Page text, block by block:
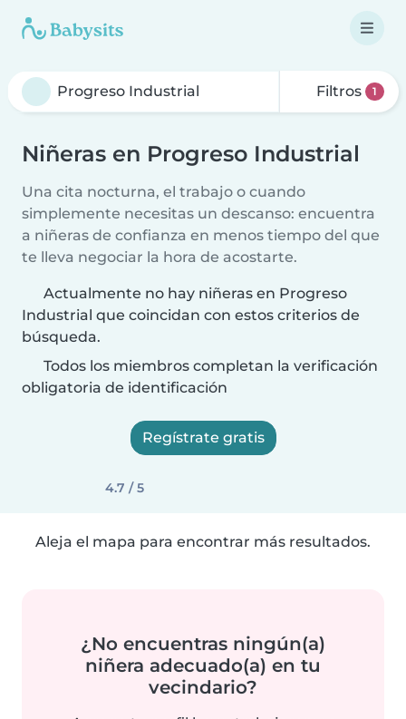
Filtros 1
Niñeras en Progreso Industrial
Una cita nocturna, el trabajo o cuando
simplemente necesitas un descanso: encuentra
a niñeras de confianza en menos tiempo del que
te lleva negociar la hora de acostarte.
Actualmente no hay niñeras en Progreso
Industrial que coincidan con estos criterios de
búsqueda.
Todos los miembros completan la verificación
obligatoria de identificación
Regístrate gratis
4.7 / 5
Aleja el mapa para encontrar más resultados.
¿No encuentras ningún(a)
niñera adecuado(a) en tu
vecindario?